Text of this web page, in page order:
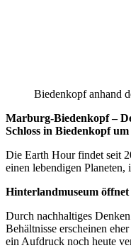
Biedenkopf anhand
Marburg-Biedenkopf –
Schloss in Biedenkopf
Die Earth Hour findet seit
einen lebendigen
Hinterlandmuseum
Durch nachhaltiges
Behältnisse erscheinen
ein Aufdruck noch heute